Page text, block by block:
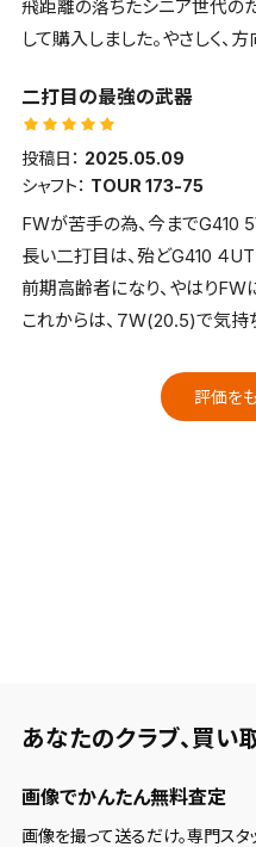
飛距離の落ちたシニア世代の
して購入しました。やさしく、
二打目の最強の武器
投稿日： 2025.05.09
シャフト： TOUR 173-75
FWが苦手の為、今までG410
長い二打目は、殆どG410 ４
前期高齢者になり、やはりFW
これからは、７W(20.5)で気持
評価を
あなたのクラブ、 買い
画像でかんたん無料査定
画像を撮って送るだけ。専門スタ